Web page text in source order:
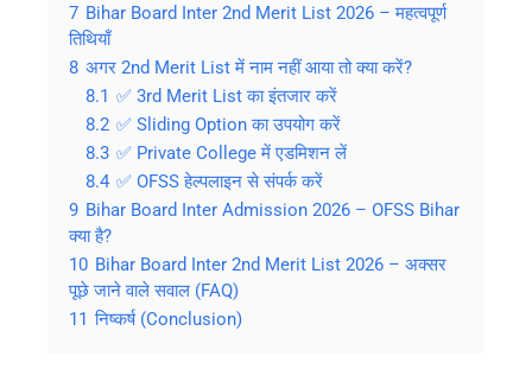
7 Bihar Board Inter 2nd Merit List 2026 – महत्वपूर्ण
तिथियाँ
8 अगर 2nd Merit List में नाम नहीं आया तो क्या करें?
8.1 ✅ 3rd Merit List का इंतजार करें
8.2 ✅ Sliding Option का उपयोग करें
8.3 ✅ Private College में एडमिशन लें
8.4 ✅ OFSS हेल्पलाइन से संपर्क करें
9 Bihar Board Inter Admission 2026 – OFSS Bihar
क्या है?
10 Bihar Board Inter 2nd Merit List 2026 – अक्सर
पूछे जाने वाले सवाल (FAQ)
11 निष्कर्ष (Conclusion)